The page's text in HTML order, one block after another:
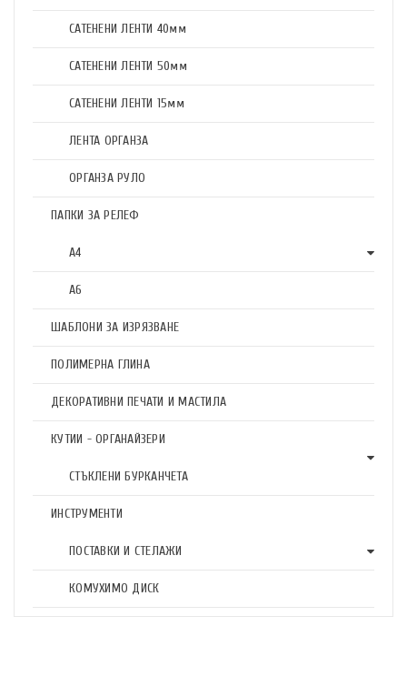
САТЕНЕНИ ЛЕНТИ 40мм
САТЕНЕНИ ЛЕНТИ 50мм
САТЕНЕНИ ЛЕНТИ 15мм
ЛЕНТА ОРГАНЗА
ОРГАНЗА РУЛО
ПАПКИ ЗА РЕЛЕФ
А4
А6
ШАБЛОНИ ЗА ИЗРЯЗВАНЕ
ПОЛИМЕРНА ГЛИНА
ДЕКОРАТИВНИ ПЕЧАТИ И МАСТИЛА
КУТИИ - ОРГАНАЙЗЕРИ
СТЪКЛЕНИ БУРКАНЧЕТА
ИНСТРУМЕНТИ
ПОСТАВКИ И СТЕЛАЖИ
КОМУХИМО ДИСК